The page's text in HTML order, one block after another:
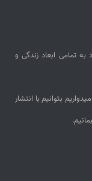
به تمامی ابعاد زندگی و
شروع کردیم و امیدواریم بتوانیم با انتشار